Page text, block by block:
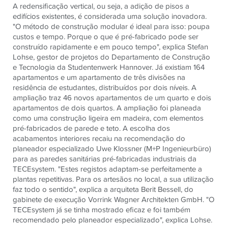
A redensificação vertical, ou seja, a adição de pisos a
edifícios existentes, é considerada uma solução inovadora.
"O método de construção modular é ideal para isso: poupa
custos e tempo. Porque o que é pré-fabricado pode ser
construído rapidamente e em pouco tempo", explica Stefan
Lohse, gestor de projetos do Departamento de Construção
e Tecnologia da Studentenwerk Hannover. Já existiam 164
apartamentos e um apartamento de três divisões na
residência de estudantes, distribuídos por dois níveis. A
ampliação traz 46 novos apartamentos de um quarto e dois
apartamentos de dois quartos. A ampliação foi planeada
como uma construção ligeira em madeira, com elementos
pré-fabricados de parede e teto. A escolha dos
acabamentos interiores recaiu na recomendação do
planeador especializado Uwe Klossner (M+P Ingenieurbüro)
para as paredes sanitárias pré-fabricadas industriais da
TECEsystem. "Estes registos adaptam-se perfeitamente a
plantas repetitivas. Para os artesãos no local, a sua utilização
faz todo o sentido", explica a arquiteta Berit Bessell, do
gabinete de execução Vorrink Wagner Architekten GmbH. "O
TECEsystem já se tinha mostrado eficaz e foi também
recomendado pelo planeador especializado", explica Lohse.